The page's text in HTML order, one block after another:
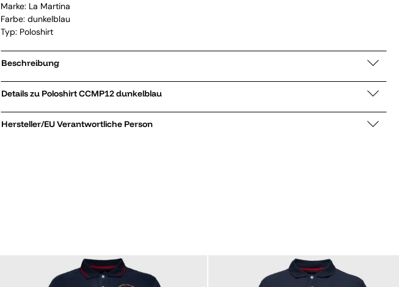
Marke: La Martina
Farbe: dunkelblau
Typ: Poloshirt
Beschreibung
Details zu Poloshirt CCMP12 dunkelblau
Hersteller/EU Verantwortliche Person